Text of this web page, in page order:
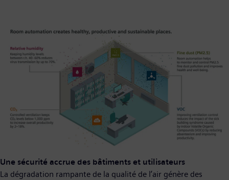
Une sécurité accrue des bâtiments et utilisateurs
La dégradation rampante de la qualité de l’air génère des